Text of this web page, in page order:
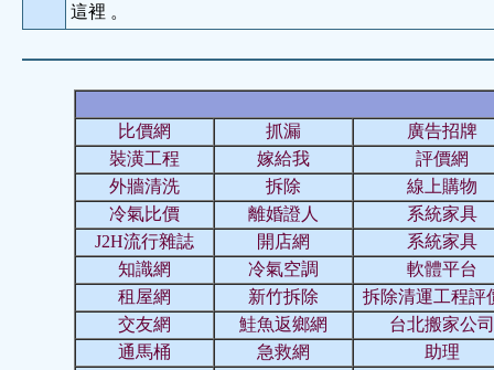
這裡 。
比價網 抓漏
廣告招牌
裝潢工程
嫁給我
評價網
外牆清洗
拆除
線上購物
冷氣比價
離婚證人
系統家具
J2H流行雜誌
開店網
系統家具
知識網
冷氣空調
軟體平台
租屋網
新竹拆除
拆除清運工程評
交友網
鮭魚返鄉網
台北搬家公司
通馬桶
急救網
助理